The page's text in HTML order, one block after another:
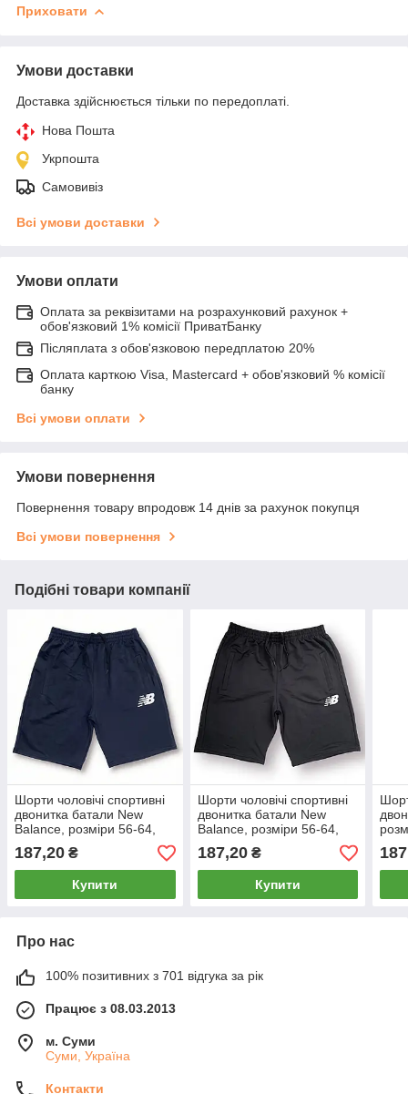
Приховати
Умови доставки
Доставка здійснюється тільки по передоплаті.
Нова Пошта
Укрпошта
Самовивіз
Всі умови доставки
Умови оплати
Оплата за реквізитами на розрахунковий рахунок +
обов'язковий 1% комісії ПриватБанку
Післяплата з обов'язковою передплатою 20%
Оплата карткою Visa, Mastercard + обов'язковий % комісії
банку
Всі умови оплати
Умови повернення
Повернення товару впродовж 14 днів за рахунок покупця
Всі умови повернення
Подібні товари компанії
Шорти чоловічі спортивні
двонитка батали New
Balance, розміри 56-64,
темно-сині, 012361
187,20 ₴
Купити
Шорти чоловічі спортивні
двонитка батали New
Balance, розміри 56-64,
чорні, 012360
187,20₴
Купити
Про нас
100% позитивних з 701 відгука за рік
Працює з 08.03.2013
м. Суми
Суми, Україна
Контакти